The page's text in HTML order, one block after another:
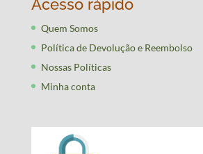
Acesso rápido
Quem Somos
Política de Devolução e Reembolso
Nossas Políticas
Minha conta